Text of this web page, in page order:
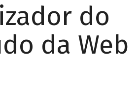
do
da Web